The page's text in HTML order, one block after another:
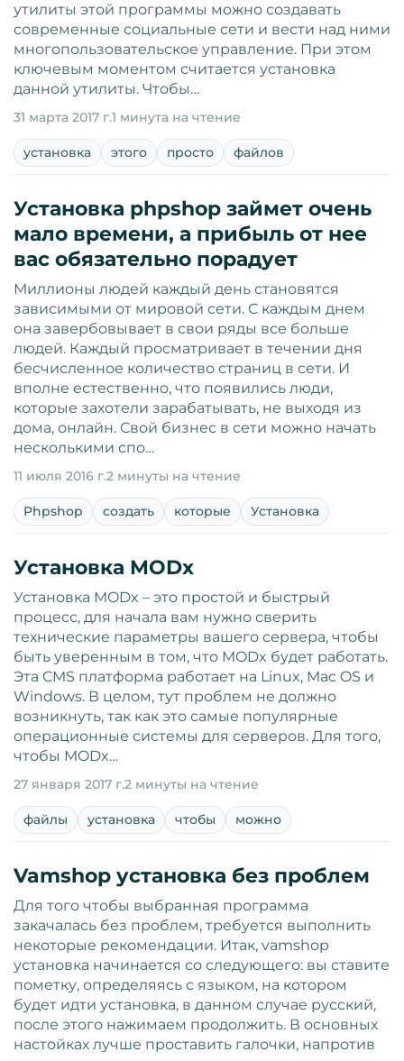
утилиты этой программы можно создавать
современные социальные сети и вести над ними
многопользовательское управление. При этом
ключевым моментом считается установка
данной утилиты. Чтобы…
31 марта 2017 г.1 минута на чтение
установка этого просто файлов
Установка phpshop займет очень
мало времени, а прибыль от нее
вас обязательно порадует
Миллионы людей каждый день становятся
зависимыми от мировой сети. С каждым днем
она завербовывает в свои ряды все больше
людей. Каждый просматривает в течении дня
бесчисленное количество страниц в сети. И
вполне естественно, что появились люди,
которые захотели зарабатывать, не выходя из
дома, онлайн. Свой бизнес в сети можно начать
несколькими спо…
11 июля 2016 г.2 минуты на чтение
Phpshop создать которые Установка
Установка MODx
Установка MODx – это простой и быстрый
процесс, для начала вам нужно сверить
технические параметры вашего сервера, чтобы
быть уверенным в том, что MODx будет работать.
Эта CMS платформа работает на Linux, Mac OS и
Windows. В целом, тут проблем не должно
возникнуть, так как это самые популярные
операционные системы для серверов. Для того,
чтобы MODx…
27 января 2017 г.2 минуты на чтение
файлы установка чтобы можно
Vamshop установка без проблем
Для того чтобы выбранная программа
закачалась без проблем, требуется выполнить
некоторые рекомендации. Итак, vamshop
установка начинается со следующего: вы ставите
пометку, определяясь с языком, на котором
будет идти установка, в данном случае русский,
после этого нажимаем продолжить. В основных
настойках лучше проставить галочки, напротив